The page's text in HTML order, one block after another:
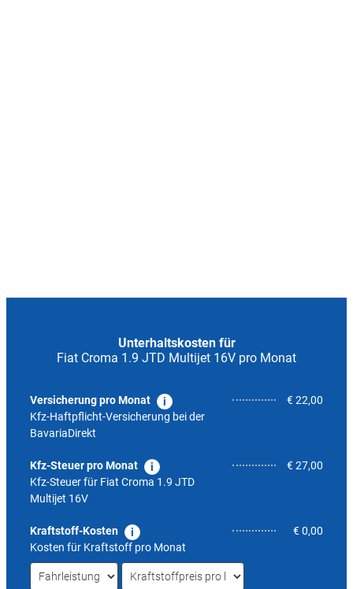
Unterhaltskosten für
Fiat Croma 1.9 JTD Multijet 16V pro Monat
Versicherung pro Monat
Kfz-Haftpflicht-Versicherung bei der
BavariaDirekt
€ 22,00
Kfz-Steuer pro Monat
Kfz-Steuer für Fiat Croma 1.9 JTD
Multijet 16V
€ 27,00
Kraftstoff-Kosten
Kosten für Kraftstoff pro Monat
€ 0,00